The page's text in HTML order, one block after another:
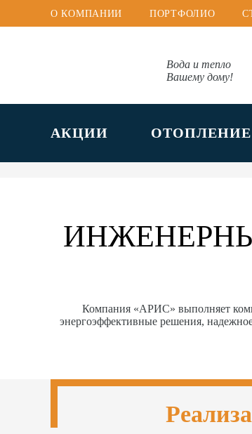
О КОМПАНИИ ПОРТФОЛИО
Вода и тепло
Вашему дому!
АКЦИИ ОТОПЛЕНИЕ
Компания «АРИС» выполняет
энергоэффективные решения,